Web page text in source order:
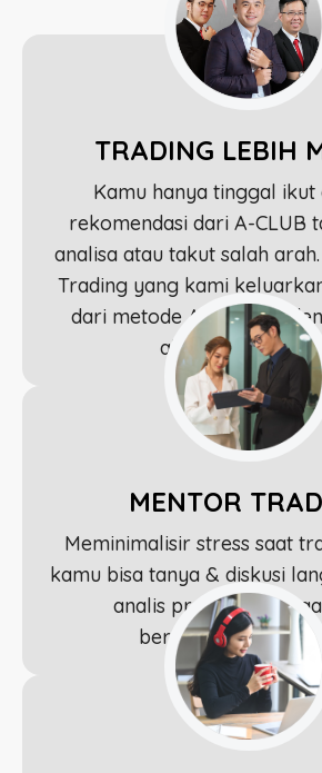
TRADING LEBIH
Kamu hanya tinggal ikut
rekomendasi dari A-CLUB
analisa atau takut salah
Trading yang kami
dari metode Astronacci
akurasi yang
MENTOR
Meminimalisir stress saat
kamu bisa tanya & diskusi
analis profesional
berpengalaman